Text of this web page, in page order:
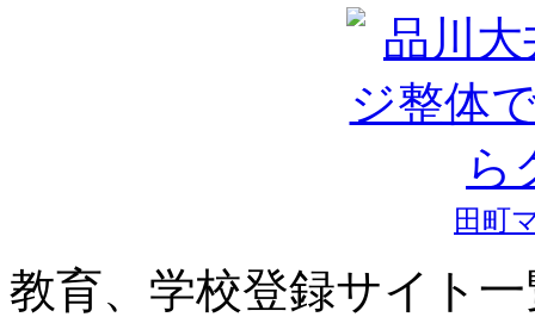
田町
教育、学校登録サイト